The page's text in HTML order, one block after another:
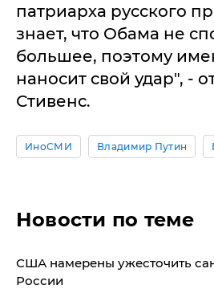
патриарха русского
знает, что Обама не
большее, поэтому
наносит свой удар", -
Стивенс.
ИноСМИ Владимир Путин
Новости по теме
США намерены ужесточить
России